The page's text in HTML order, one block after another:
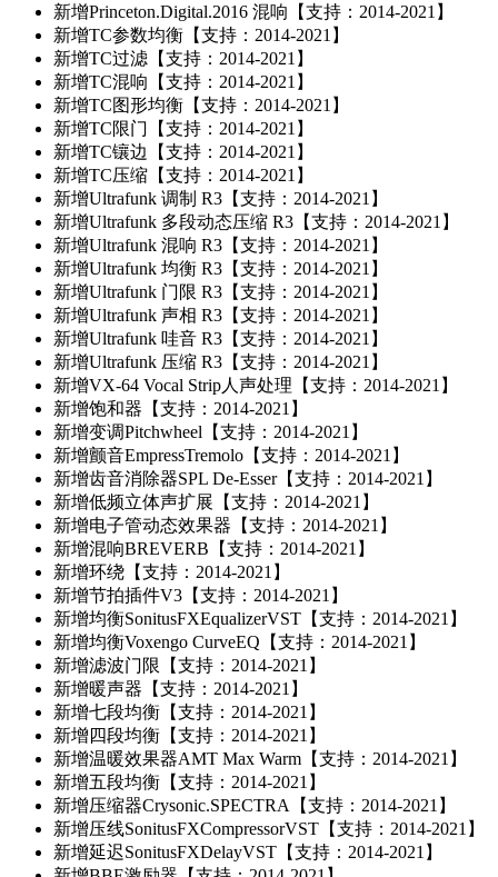
新增Princeton.Digital.2016 混响【支持：2014-2021】
新增TC参数均衡【支持：2014-2021】
新增TC过滤【支持：2014-2021】
新增TC混响【支持：2014-2021】
新增TC图形均衡【支持：2014-2021】
新增TC限门【支持：2014-2021】
新增TC镶边【支持：2014-2021】
新增TC压缩【支持：2014-2021】
新增Ultrafunk 调制 R3【支持：2014-2021】
新增Ultrafunk 多段动态压缩 R3【支持：2014-2021】
新增Ultrafunk 混响 R3【支持：2014-2021】
新增Ultrafunk 均衡 R3【支持：2014-2021】
新增Ultrafunk 门限 R3【支持：2014-2021】
新增Ultrafunk 声相 R3【支持：2014-2021】
新增Ultrafunk 哇音 R3【支持：2014-2021】
新增Ultrafunk 压缩 R3【支持：2014-2021】
新增VX-64 Vocal Strip人声处理【支持：2014-2021】
新增饱和器【支持：2014-2021】
新增变调Pitchwheel【支持：2014-2021】
新增颤音EmpressTremolo【支持：2014-2021】
新增齿音消除器SPL De-Esser【支持：2014-2021】
新增低频立体声扩展【支持：2014-2021】
新增电子管动态效果器【支持：2014-2021】
新增混响BREVERB【支持：2014-2021】
新增环绕【支持：2014-2021】
新增节拍插件V3【支持：2014-2021】
新增均衡SonitusFXEqualizerVST【支持：2014-2021】
新增均衡Voxengo CurveEQ【支持：2014-2021】
新增滤波门限【支持：2014-2021】
新增暖声器【支持：2014-2021】
新增七段均衡【支持：2014-2021】
新增 四段均衡【支持：2014-2021】
新增温暖效果器AMT Max Warm【支持：2014-2021】
新增五段均衡【支持：2014-2021】
新增压缩器Crysonic.SPECTRA【支持：2014-2021】
新增压线SonitusFXCompressorVST【支持：2014-2021】
新增延迟SonitusFXDelayVST【支持：2014-2021】